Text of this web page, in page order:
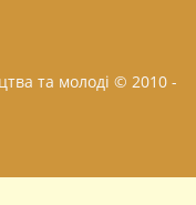
та молоді © 2010 -